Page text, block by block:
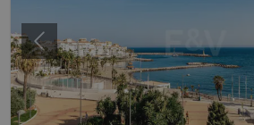
Précédent